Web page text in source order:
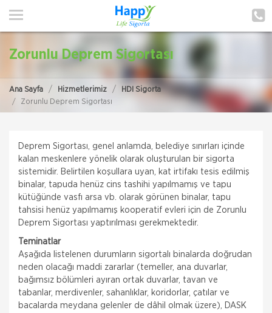
ANA SAYFA
POLIÇE HATIRLAT
MÜŞTERI GIRIŞI
TEKLİF AL
Zorunlu Deprem Sigortası
Ana Sayfa Hizmetlerimiz
HDI Sigorta
Zorunlu Deprem Sigortası
Deprem Sigortası, genel anlamda, belediye sınırları içinde
kalan meskenlere yönelik olarak oluşturulan bir sigorta
sistemidir. Belirtilen koşullara uyan, kat irtifakı tesis edilmiş
binalar, tapuda henüz cins tashihi yapılmamış ve tapu
kütüğünde vasfı arsa vb. olarak görünen binalar, tapu
tahsisi henüz yapılmamış kooperatif evleri için de Zorunlu
Deprem Sigortası yaptırılması gerekmektedir.
Teminatlar
Aşağıda listelenen durumların sigortalı binalarda doğrudan
neden olacağı maddi zararlar (temeller, ana duvarlar,
bağımsız bölümleri ayıran ortak duvarlar, tavan ve
tabanlar, merdivenler, sahanlıklar, koridorlar, çatılar ve
bacalarda meydana gelenler de dâhil olmak üzere), DASK